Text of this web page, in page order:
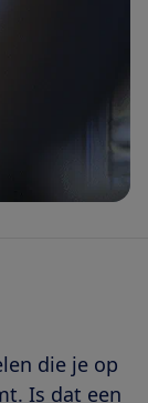
die je op
Is dat een